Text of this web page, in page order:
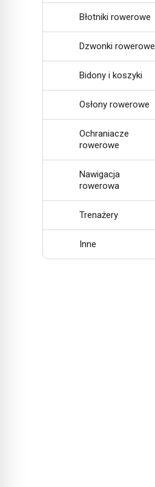
Błotniki rowerowe
Dzwonki rowerowe
Bidony i koszyki
Osłony rowerowe
Ochraniacze
rowerowe
Nawigacja
rowerowa
Trenażery
Inne